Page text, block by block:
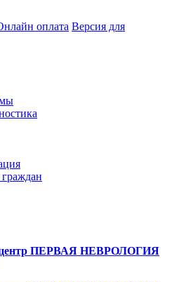
оплата Версия для
ПЕРВАЯ НЕВРОЛОГИЯ